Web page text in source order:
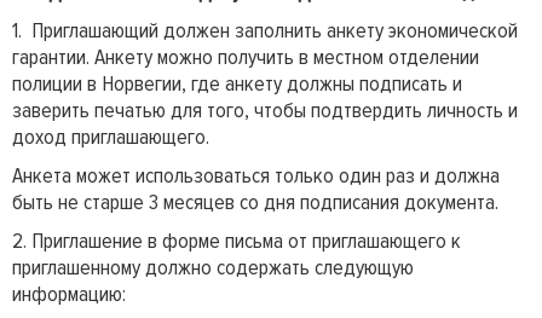
1. Приглашающий должен заполнить анкету экономической
гарантии. Анкету можно получить в местном отделении
полиции в Норвегии, где анкету должны подписать и
заверить печатью для того, чтобы подтвердить личность и
доход приглашающего.
Анкета может использоваться только один раз и должна
быть не старше 3 месяцев со дня подписания документа.
2. Приглашение в форме письма от приглашающего к
приглашенному должно содержать следующую
информацию: